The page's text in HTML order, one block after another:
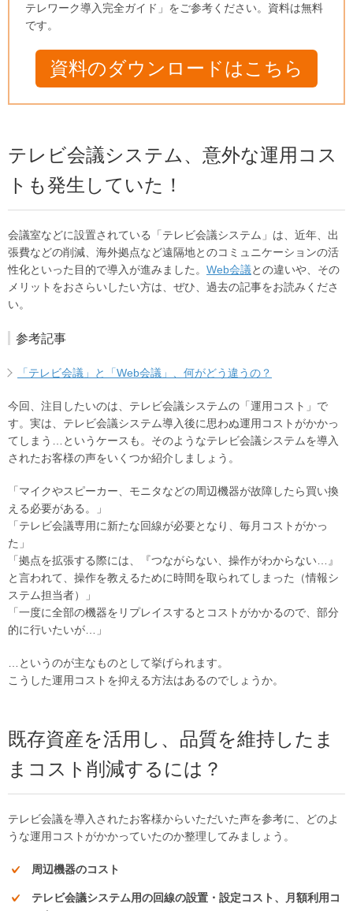
テレワーク導入完全ガイド」をご参考ください。資料は無料
です。
資料のダウンロードはこちら
テレビ会議システム、意外な運用コス
トも発生していた！
会議室などに設置されている「テレビ会議システム」は、近年、出
張費などの削減、海外拠点など遠隔地とのコミュニケーションの活
性化といった目的で導入が進みました。 Web会議との違いや、その
メリットをおさらいしたい方は、ぜひ、過去の記事をお読みくださ
い。
参考記事
「テレビ会議」と「Web会議」、何がどう違うの？
今回、注目したいのは、テレビ会議システムの「運用コスト」で
す。実は、テレビ会議システム導入後に思わぬ運用コストがかかっ
てしまう…というケースも。そのようなテレビ会議システムを導入
されたお客様の声をいくつか紹介しましょう。
「マイクやスピーカー、モニタなどの周辺機器が故障したら買い換
える必要がある。」
「テレビ会議専用に新たな回線が必要となり、毎月コストがかっ
た」
「拠点を拡張する際には、『つながらない、操作がわからない…』
と言われて、操作を教えるために時間を取られてしまった（情報シ
ステム担当者）」
「一度に全部の機器をリプレイスするとコストがかかるので、部分
的に行いたいが…」
…というのが主なものとして挙げられます。
こうした運用コストを抑える方法はあるのでしょうか。
既存資産を活用し、品質を維持したま
まコスト削減するには？
テレビ会議を導入されたお客様からいただいた声を参考に、どのよ
うな運用コストがかかっていたのか整理してみましょう。
周辺機器のコスト
テレビ会議システム用の回線の設置・設定コスト、月額利用コ